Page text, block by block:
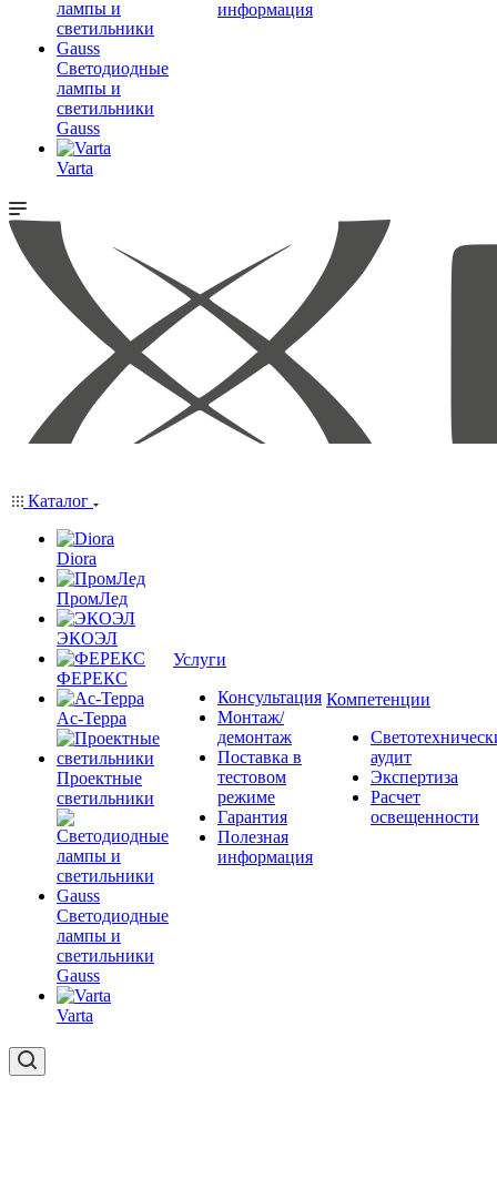
Светодиодные
лампы и
светильники
Gauss
Varta
информация
Каталог
Diora
ПромЛед
ЭКОЭЛ
ФЕРЕКС
Ас-Терра
Проектные
светильники
Светодиодные
лампы и
светильники
Gauss
Varta
Услуги
Консультация
Монтаж/
демонтаж
Поставка в
тестовом
режиме
Гарантия
Полезная
информация
Компетенции
аудит
Экспертиза
Расчет
освещенности